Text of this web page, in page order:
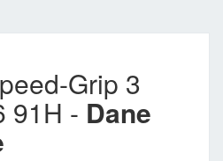
Grip 3
91H - Dane